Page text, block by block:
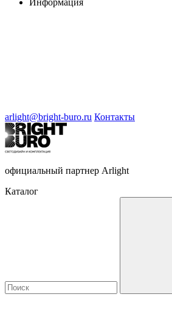
Информация
arlight@bright-buro.ru Контакты
официальный партнер Arlight
Каталог